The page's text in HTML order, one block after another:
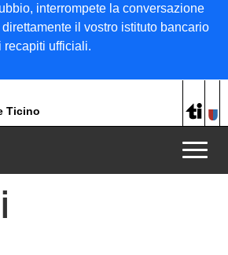
interrompete la conversazione
il vostro istituto bancario
recapiti ufficiali.
Ticino
Toggle